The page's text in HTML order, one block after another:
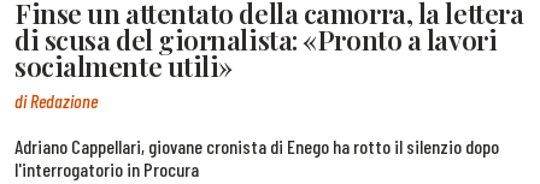
Finse un attentato della camorra, la lettera
di scusa del giornalista: «Pronto a lavori
socialmente utili»
di Redazione
Adriano Cappellari, giovane cronista di Enego ha rotto il silenzio dopo
l'interrogatorio in Procura